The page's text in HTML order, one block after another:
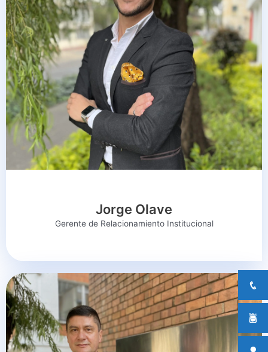
Jorge Olave
Gerente de Relacionamiento Institucional